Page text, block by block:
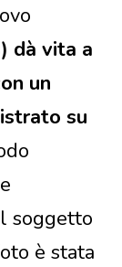
dà vita a
un
su
soggetto
è stata